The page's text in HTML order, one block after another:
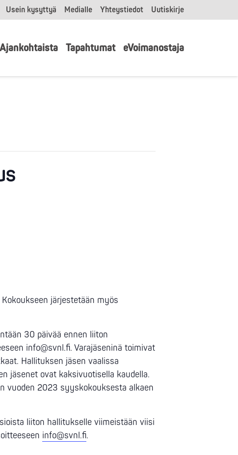
Usein kysyttyä Medialle Yhteystiedot Uutiskirje
Ajankohtaista Tapahtumat eVoimanostaja
järjestetään myös
30 päivää ennen liiton
info@svnl.fi. Varajäseninä toimivat
Hallituksen jäsen vaalissa
jäsenet ovat kaksivuotisella kaudella.
vuoden 2023 syyskokouksesta alkaen
liiton hallitukselle viimeistään viisi
info@svnl.fi.